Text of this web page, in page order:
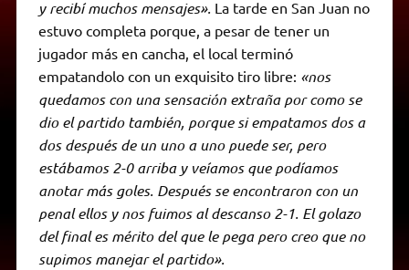
y recibí muchos mensajes». La tarde en San Juan no
estuvo completa porque, a pesar de tener un
jugador más en cancha, el local terminó
empatandolo con un exquisito tiro libre: «nos
quedamos con una sensación extraña por como se
dio el partido también, porque si empatamos dos a
dos después de un uno a uno puede ser, pero
estábamos 2-0 arriba y veíamos que podíamos
anotar más goles. Después se encontraron con un
penal ellos y nos fuimos al descanso 2-1. El golazo
del final es mérito del que le pega pero creo que no
supimos manejar el partido».